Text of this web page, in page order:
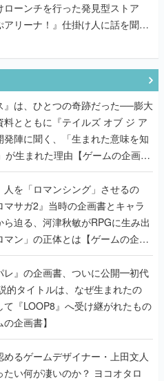
ローンチを行った発見型ストア
アリーナ！』仕掛け人に話を聞い
』は、ひとつの奇跡だった──膨大
料とともに『テイルズ オブ ジ ア
発陣に聞く、「生まれた意味を知
が生まれた理由【ゲームの企画
人を「ロマンシング」させるの
マサガ2』当時の企画書とキャラ
ら迫る、河津秋敏がRPGに生み出
マン」の正体とは【ゲームの企画
レ』の企画書、ついに公開━初代
的タイトルは、なぜ生まれたの
て『LOOP8』へ受け継がれたもの
の企画書】
めるゲームデザイナー・上田文人
たい何が凄いのか？ ヨコオタロ